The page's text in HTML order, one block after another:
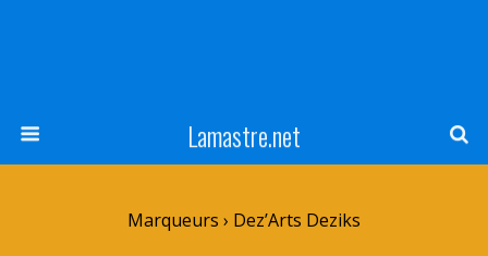
Lamastre.net
Marqueurs › Dez’Arts Deziks